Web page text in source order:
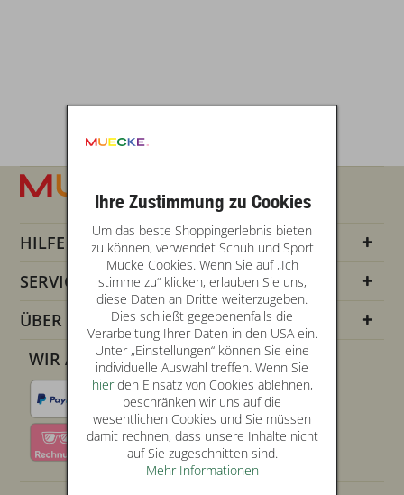
HILFE
SERVICE INFOS
ÜBER UNS
WIR AKZEPTIEREN
Ihre Zustimmung zu Cookies
Um das beste Shoppingerlebnis bieten
zu können, verwendet Schuh und Sport
Mücke Cookies. Wenn Sie auf „Ich
stimme zu“ klicken, erlauben Sie uns,
diese Daten an Dritte weiterzugeben.
Dies schließt gegebenenfalls die
Verarbeitung Ihrer Daten in den USA ein.
Unter „Einstellungen“ können Sie eine
individuelle Auswahl treffen. Wenn Sie
hierden Einsatz von Cookies ablehnen,
beschränken wir uns auf die
wesentlichen Cookies und Sie müssen
damit rechnen, dass unsere Inhalte nicht
auf Sie zugeschnitten sind.
Mehr Informationen